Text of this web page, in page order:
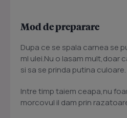
Mod de preparare
Dupa ce se spala carnea se
ml ulei.Nu o lasam mult,doar
si sa se prinda putina culoare.
Intre timp taiem ceapa,nu
morcovul il dam prin